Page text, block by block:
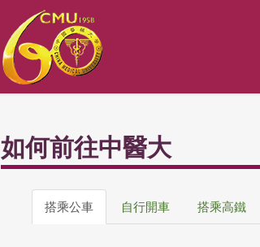
如何前往中醫大
搭乘公車 自行開車 搭乘高鐵